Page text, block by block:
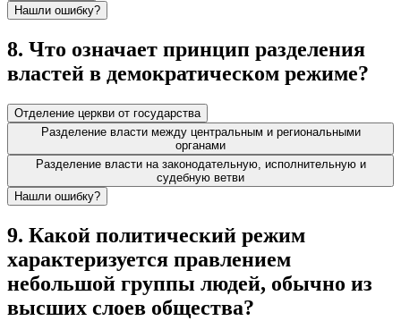
Нашли ошибку?
8. Что означает принцип разделения
властей в демократическом режиме?
Отделение церкви от государства
Разделение власти между центральным и региональными
органами
Разделение власти на законодательную, исполнительную и
судебную ветви
Нашли ошибку?
9. Какой политический режим
характеризуется правлением
небольшой группы людей, обычно из
высших слоев общества?